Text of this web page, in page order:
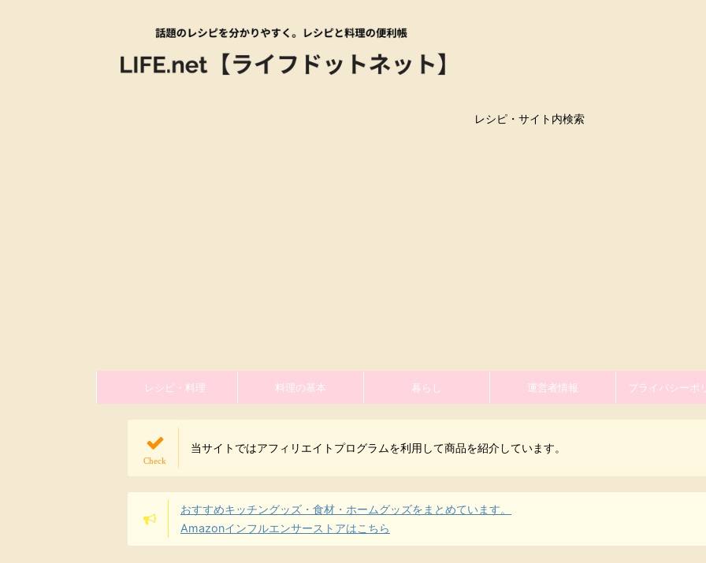
レシピ・サイト内検索
レシピ・料理 料理の基本 暮らし 運営者情報 プライバシーポ
当サイトではアフィリエイトプログラムを利用して商品を紹介しています。
おすすめキッチングッズ・食材・ホームグッズをまとめています。
Amazonインフルエンサーストアはこちら